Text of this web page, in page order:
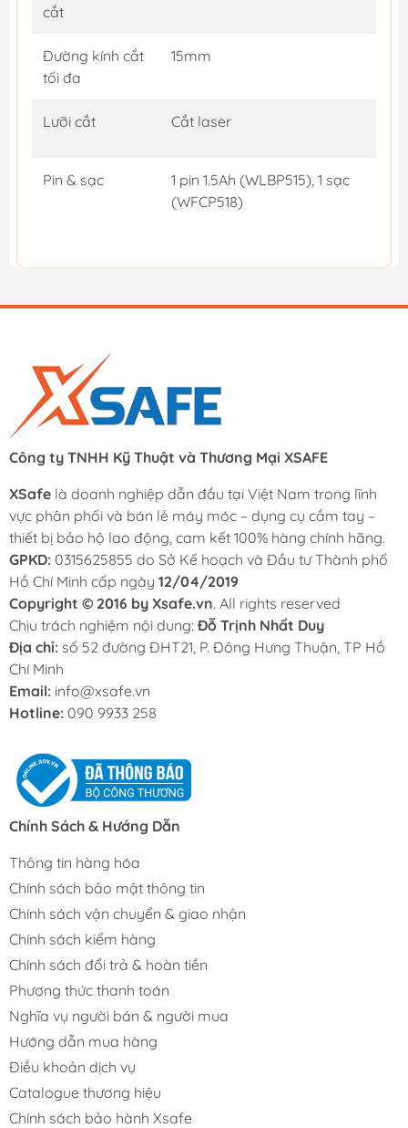
cắt
Đường kính cắt
tối đa
15mm
Lưỡi cắt Cắt laser
Pin & sạc
1 pin 1.5Ah (WLBP515), 1 sạc
(WFCP518)
Công ty TNHH Kỹ Thuật và Thương Mại XSAFE
XSafe là doanh nghiệp dẫn đầu tại Việt Nam trong lĩnh
vực phân phối và bán lẻ máy móc – dụng cụ cầm tay –
thiết bị bảo hộ lao động, cam kết 100% hàng chính hãng.
GPKD: 0315625855 do Sở Kế hoạch và Đầu tư Thành phố
Hồ Chí Minh cấp ngày 12/04/2019
Copyright © 2016 by Xsafe.vn. All rights reserved
Chịu trách nghiệm nội dung: Đỗ Trịnh Nhất Duy
Địa chỉ: số 52 đường ĐHT21, P. Đông Hưng Thuận, TP Hồ
Chí Minh
Email: info@xsafe.vn
Hotline: 090 9933 258
Chính Sách & Hướng Dẫn
Thông tin hàng hóa
Chính sách bảo mật thông tin
Chính sách vận chuyển & giao nhận
Chính sách kiểm hàng
Chính sách đổi trả & hoàn tiền
Phương thức thanh toán
Nghĩa vụ người bán & người mua
Hướng dẫn mua hàng
Điều khoản dịch vụ
Catalogue thương hiệu
Chính sách bảo hành Xsafe